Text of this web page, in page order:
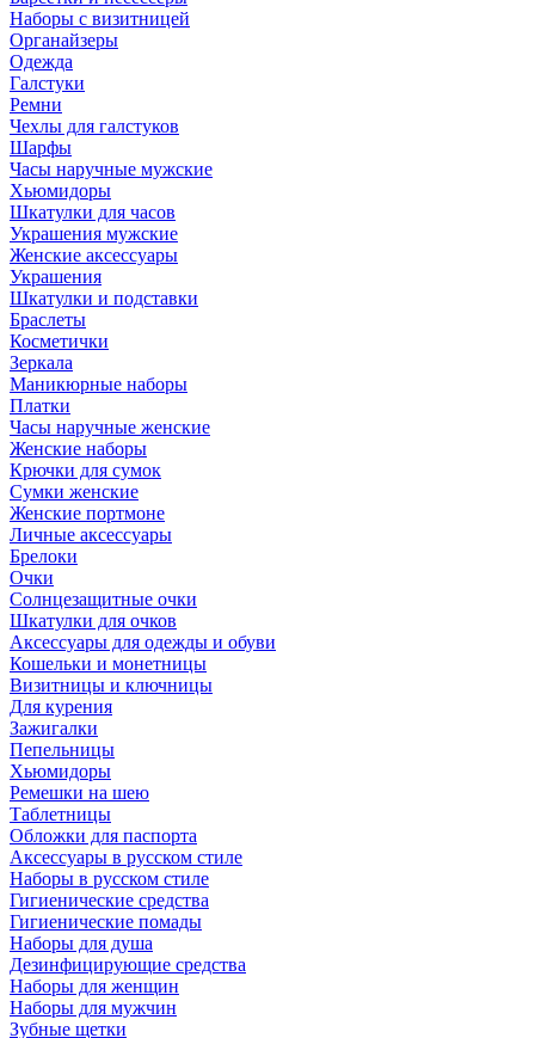
Наборы с визитницей
Органайзеры
Одежда
Галстуки
Ремни
Чехлы для галстуков
Шарфы
Часы наручные мужские
Хьюмидоры
Шкатулки для часов
Украшения мужские
Женские аксессуары
Украшения
Шкатулки и подставки
Браслеты
Косметички
Зеркала
Маникюрные наборы
Платки
Часы наручные женские
Женские наборы
Крючки для сумок
Сумки женские
Женские портмоне
Личные аксессуары
Брелоки
Очки
Солнцезащитные очки
Шкатулки для очков
Аксессуары для одежды и обуви
Кошельки и монетницы
Визитницы и ключницы
Для курения
Зажигалки
Пепельницы
Хьюмидоры
Ремешки на шею
Таблетницы
Обложки для паспорта
Аксессуары в русском стиле
Наборы в русском стиле
Гигиенические средства
Гигиенические помады
Наборы для душа
Дезинфицирующие средства
Наборы для женщин
Наборы для мужчин
Зубные щетки